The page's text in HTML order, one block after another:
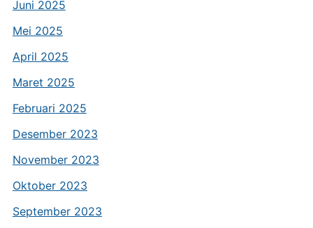
Juni 2025
Mei 2025
April 2025
Maret 2025
Februari 2025
Desember 2023
November 2023
Oktober 2023
September 2023